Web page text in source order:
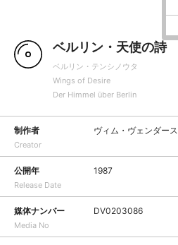
ベルリン・天使の詩
ベルリン・テンシノウタ
Wings of Desire
Der Himmel über Berlin
制作者
Creator
ヴィム・ヴェンダース
公開年
Release Date
1987
媒体ナンバー
Media No
DV0203086